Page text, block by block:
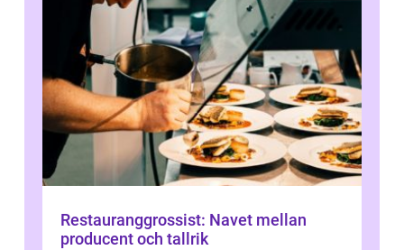
Restauranggrossist: Navet mellan
producent och tallrik